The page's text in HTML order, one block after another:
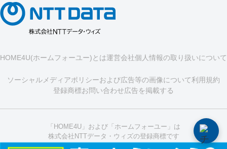
HOME4U(ホームフォーユー)とは運営会社個人情報の取り扱いについて
ソーシャルメディアポリシーおよび広告等の画像について利用規約
登録商標お問い合わせ広告を掲載する
「HOME4U」および「ホームフォーユー」は
株式会社NTTデータ・ウィズの登録商標です